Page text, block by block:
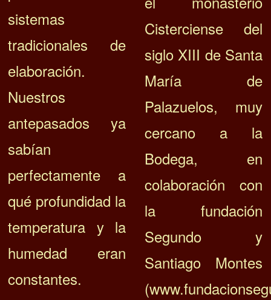
sistemas
tradicionales de
elaboración.
Nuestros
antepasados ya
sabían
perfectamente a
qué profundidad la
temperatura y la
humedad eran
constantes.
Cisterciense del
siglo XIII de Santa
María de
Palazuelos, muy
cercano a la
Bodega, en
colaboración con
la fundación
Segundo y
Santiago Montes